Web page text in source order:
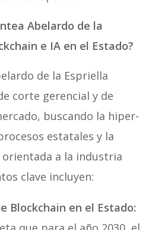
Abelardo de la
e IA en el Estado?
de la Espriella
corte gerencial y de
buscando la hiper-
estatales y la
a la industria
clave incluyen:
Blockchain en el Estado: